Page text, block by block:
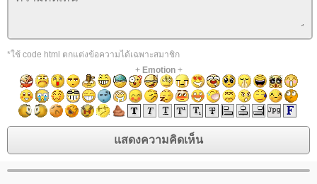
*ใช้ code html ตกแต่งข้อความได้เฉพาะสมาชิก
+ Emotion+